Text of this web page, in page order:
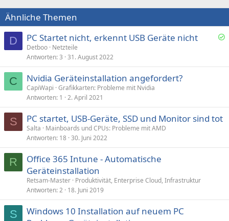
Ähnliche Themen
D
ö
PC Startet nicht, erkennt USB Geräte nicht
Detboo Netzteile
Antworten 3 31. August 2022
C Nvidia Geräteinstallation angefordert?
CapiWapi Grafikkarten: Probleme mit Nvidia
Antworten 1 2. April 2021
S PC startet, USB-Geräte, SSD und Monitor sind tot
Salta
Mainboards und CPUs: Probleme mit AMD
Antworten 18 30. Juni 2022
R
Office 365 Intune - Automatische
Geräteinstallation
Retsam-Master Produktivität, Enterprise Cloud, Infrastruktur
Antworten 2 18. Juni 2019
S
Windows 10 Installation auf neuem PC